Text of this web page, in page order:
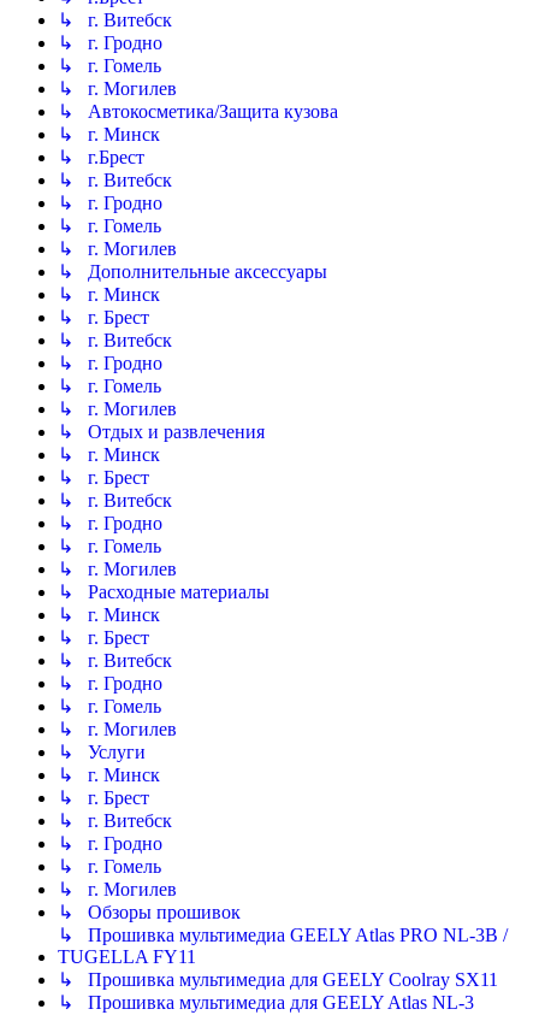
↳ г. Витебск
↳ г. Гродно
↳ г. Гомель
↳ г. Могилев
↳ Автокосметика/Защита кузова
↳ г. Минск
↳ г.Брест
↳ г. Витебск
↳ г. Гродно
↳ г. Гомель
↳ г. Могилев
↳ Дополнительные аксессуары
↳ г. Минск
↳ г. Брест
↳ г. Витебск
↳ г. Гродно
↳ г. Гомель
↳ г. Могилев
↳ Отдых и развлечения
↳ г. Минск
↳ г. Брест
↳ г. Витебск
↳ г. Гродно
↳ г. Гомель
↳ г. Могилев
↳ Расходные материалы
↳ г. Минск
↳ г. Брест
↳ г. Витебск
↳ г. Гродно
↳ г. Гомель
↳ г. Могилев
↳ Услуги
↳ г. Минск
↳ г. Брест
↳ г. Витебск
↳ г. Гродно
↳ г. Гомель
↳ г. Могилев
↳ Обзоры прошивок
↳ Прошивка мультимедиа GEELY Atlas PRO NL-3B /
TUGELLA FY11
↳ Прошивка мультимедиа для GEELY Coolray SX11
↳ Прошивка мультимедиа для GEELY Atlas NL-3